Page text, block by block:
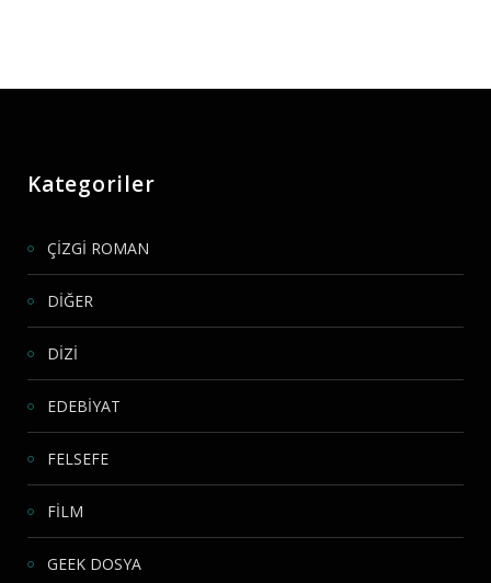
Kategoriler
ÇİZGİ ROMAN
DİĞER
DİZİ
EDEBİYAT
FELSEFE
FİLM
GEEK DOSYA